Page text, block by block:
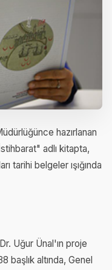
hazırlanan
adlı kitapta,
tarihi belgeler ışığında
Uğur Ünal'ın proje
başlık altında, Genel